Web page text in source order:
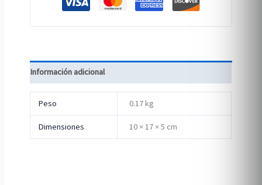
Información adicional
Peso 0.17 kg
Dimensiones 10 × 17 × 5 cm